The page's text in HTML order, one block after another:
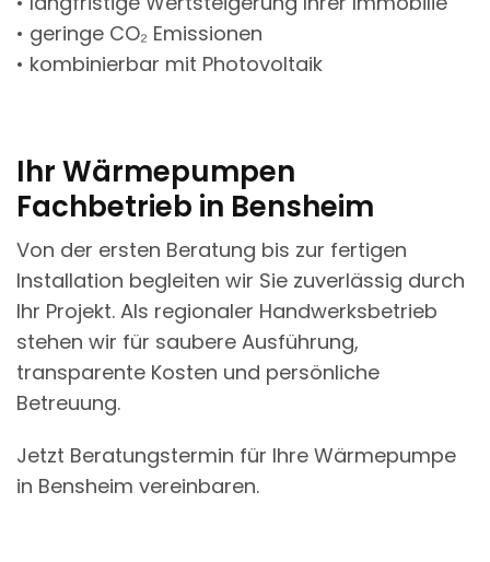
• geringe CO₂ Emissionen
• kombinierbar mit Photovoltaik
Ihr Wärmepumpen
Fachbetrieb in Bensheim
Von der ersten Beratung bis zur fertigen
Installation begleiten wir Sie zuverlässig durch
Ihr Projekt. Als regionaler Handwerksbetrieb
stehen wir für saubere Ausführung,
transparente Kosten und persönliche
Betreuung.
Jetzt Beratungstermin für Ihre Wärmepumpe
in Bensheim vereinbaren.